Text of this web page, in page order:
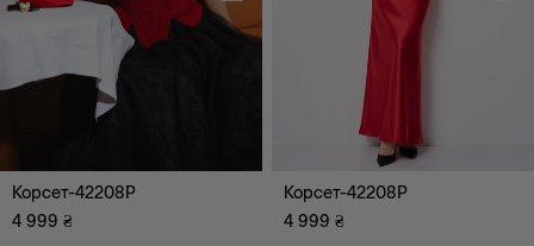
А-силует
Сукня-жакет
Однобортний
Сонце-кльош
Трапеція
Корсет-42208P
4 999 ₴
Корсет-42208P
4 999 ₴